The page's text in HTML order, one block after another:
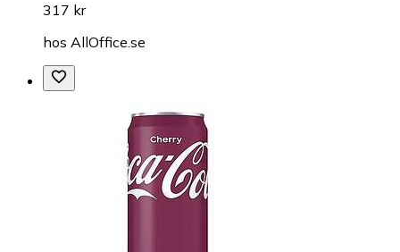
317 kr
hos AllOffice.se